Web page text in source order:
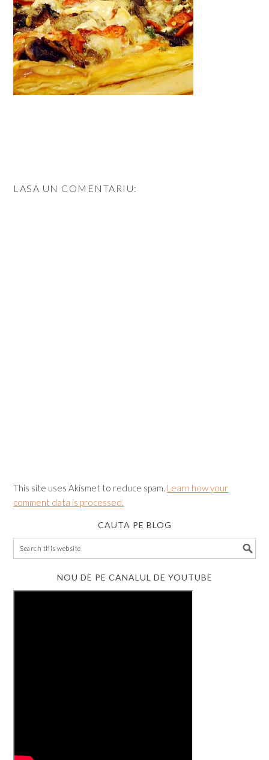
LASA UN COMENTARIU:
This site uses Akismet to reduce spam. Learn how your
comment data is processed.
CAUTA PE BLOG
NOU DE PE CANALUL DE YOUTUBE